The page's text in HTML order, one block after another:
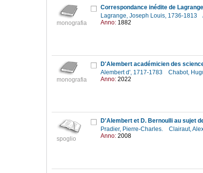
monografia
Correspondance inédite de
Lagrange, Joseph Louis, 1736-1813
Anno: 1882
monografia
D'Alembert académicien des
Alembert d', 1717-1783
Chabot,
Anno: 2022
spoglio
D'Alembert et D. Bernoulli au sujet
Pradier, Pierre-Charles.
Clairaut,
Anno: 2008